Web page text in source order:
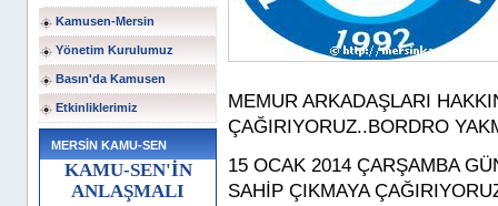
Kamusen-Mersin
Yönetim Kurulumuz
Basın'da Kamusen
Etkinliklerimiz
MERSİN KAMU-SEN
KAMU-SEN'İN
ANLAŞMALI
MEMUR ARKADAŞLARI
ÇAĞIRIYORUZ..BORDRO
15 OCAK 2014 ÇARŞAMBA
SAHİP ÇIKMAYA